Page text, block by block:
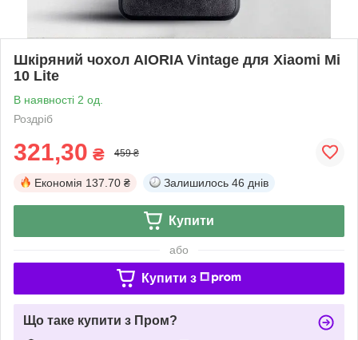
Шкіряний чохол AIORIA Vintage для Xiaomi Mi
10 Lite
В наявності 2 од.
Роздріб
321,30 ₴ 459 ₴
Економія 137.70 ₴ Залишилось 46 днів
Купити
або
Купити з
Що таке купити з Пром?